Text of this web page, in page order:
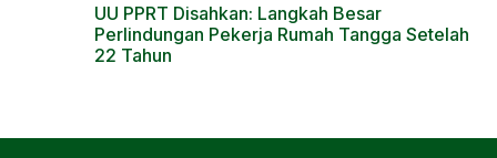
UU PPRT Disahkan: Langkah Besar
Perlindungan Pekerja Rumah Tangga Setelah
22 Tahun